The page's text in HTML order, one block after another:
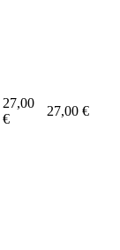
27,00
€
27,00 €